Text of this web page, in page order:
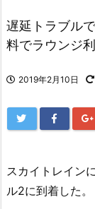
遅延トラブル
料でラウンジ
2019年2月10日
スカイトレイン
ル2に到着した。